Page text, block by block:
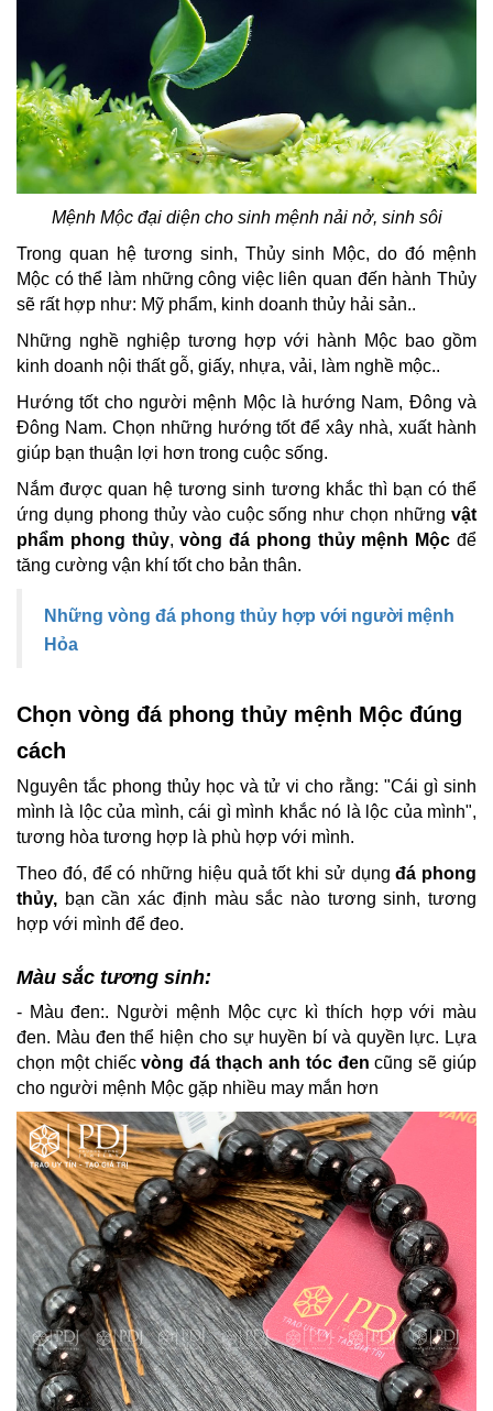
Mệnh Mộc đại diện cho sinh mệnh nải nở, sinh sôi
Trong quan hệ tương sinh, Thủy sinh Mộc, do đó mệnh
Mộc có thể làm những công việc liên quan đến hành Thủy
sẽ rất hợp như: Mỹ phẩm, kinh doanh thủy hải sản..
Những nghề nghiệp tương hợp với hành Mộc bao gồm
kinh doanh nội thất gỗ, giấy, nhựa, vải, làm nghề mộc..
Hướng tốt cho người mệnh Mộc là hướng Nam, Đông và
Đông Nam. Chọn những hướng tốt để xây nhà, xuất hành
giúp bạn thuận lợi hơn trong cuộc sống.
Nắm được quan hệ tương sinh tương khắc thì bạn có thể
ứng dụng phong thủy vào cuộc sống như chọn những vật
phẩm phong thủy,vòng đá phong thủy mệnh Mộc để
tăng cường vận khí tốt cho bản thân.
Những vòng đá phong thủy hợp với người mệnh
Hỏa
Chọn vòng đá phong thủy mệnh Mộc đúng
cách
Nguyên tắc phong thủy học và tử vi cho rằng: "Cái gì sinh
mình là lộc của mình, cái gì mình khắc nó là lộc của mình",
tương hòa tương hợp là phù hợp với mình.
Theo đó, để có những hiệu quả tốt khi sử dụngđá phong
thủy, bạn cần xác định màu sắc nào tương sinh, tương
hợp với mình để đeo.
Màu sắc tương sinh:
- Màu đen:. Người mệnh Mộc cực kì thích hợp với màu
đen. Màu đen thể hiện cho sự huyền bí và quyền lực. Lựa
chọn một chiếcvòng đá thạch anh tóc đen cũng sẽ giúp
cho người mệnh Mộc gặp nhiều may mắn hơn